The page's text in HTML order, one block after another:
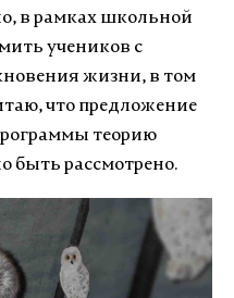
в рамках школьной
учеников с
жизни, в том
что предложение
теорию
быть рассмотрено.